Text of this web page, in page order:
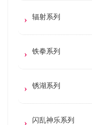
辐射系列
铁拳系列
锈湖系列
闪乱神乐系列